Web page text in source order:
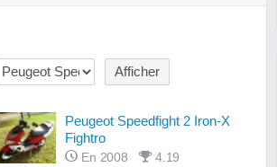
Peugeot Speedfight 2 Iron-X
Fightro
En 2008
4.19